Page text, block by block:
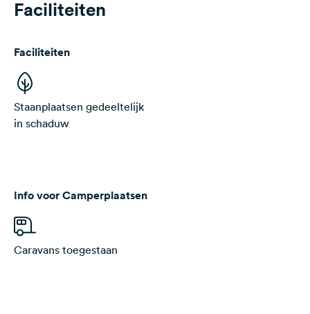
Faciliteiten
Faciliteiten
Staanplaatsen gedeeltelijk
in schaduw
Info voor Camperplaatsen
Caravans toegestaan